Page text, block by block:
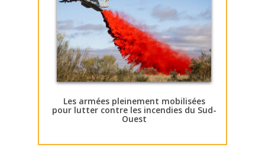
Les armées pleinement mobilisées
pour lutter contre les incendies du Sud-
Ouest